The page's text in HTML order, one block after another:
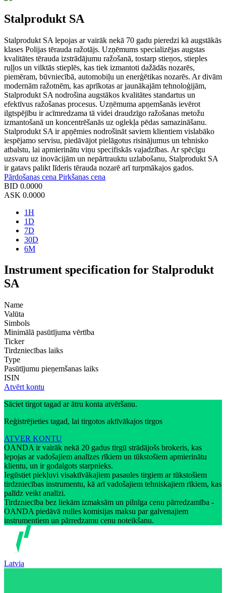
Stalprodukt SA
Stalprodukt SA lepojas ar vairāk nekā 70 gadu pieredzi kā augstākās
klases Polijas tērauda ražotājs. Uzņēmums specializējas augstas
kvalitātes tērauda izstrādājumu ražošanā, tostarp stieņos, stieples
ruļļos un vilktās stieplēs, kas tiek izmantoti dažādās nozarēs,
piemēram, būvniecībā, automobiļu un enerģētikas nozarēs. Ar divām
modernām ražotnēm, kas aprīkotas ar jaunākajām tehnoloģijām,
Stalprodukt SA nodrošina augstākos kvalitātes standartus un
efektīvus ražošanas procesus. Uzņēmuma apņemšanās ievērot
ilgtspējību ir acīmredzama tā videi draudzīgo ražošanas metožu
izmantošanā un koncentrēšanās uz oglekļa pēdas samazināšanu.
Stalprodukt SA ir apņēmies nodrošināt saviem klientiem vislabāko
iespējamo servisu, piedāvājot pielāgotus risinājumus un tehnisko
atbalstu, lai apmierinātu viņu specifiskās vajadzības. Ar spēcīgu
uzsvaru uz inovācijām un nepārtrauktu uzlabošanu, Stalprodukt SA
ir gatavs palikt līderis tērauda nozarē arī turpmākajos gados.
Pārdošanas cena Pirkšanas cena
BID 0.0000
ASK 0.0000
1H
1D
7D
30D
6M
Instrument specification for Stalprodukt
SA
Name
Valūta
Simbols
Minimālā pasūtījuma vērtība
Ticker
Tirdzniecības laiks
Type
Pasūtījumu pieņemšanas laiks
ISIN
Atvērt kontu
Sāciet tirgot tagad ar ātru konta atvēršanu.
Reģistrējieties tagad, lai tirgotos aktīvākajos tirgos
ATVER KONTU
OANDA ir vairāk nekā 20 gadus tirgū strādājošs brokeris, kas
lepojas ar vadošajiem analīzes rīkiem un tūkstošiem apmierinātu
klientu, un ir godalgots starpnieks.
Iegūstiet piekļuvi visaktīvākajiem pasaules tirgiem ar tūkstošiem
tirdzniecības instrumentu, kā arī vadošajiem tehniskajiem rīkiem, kas
palīdz veikt analīzi.
Tirdzniecība bez liekām izmaksām un pilnīga cenu pārredzamība -
OANDA piedāvā nulles komisijas maksu par galvenajiem
instrumentiem un pārredzamu cenu noteikšanu.
Latvia